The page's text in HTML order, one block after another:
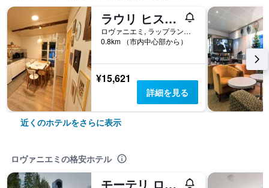
ラウリ ヒストリカル ログ ハウス マナー
ロヴァニエミ, ラップランド, フィンランド
0.8km （市内中心部から）
¥15,621
詳細を見る
近くのホテルをさらに表示
ロヴァニエミの格安ホテル
モーテリ ロヴァニエミ